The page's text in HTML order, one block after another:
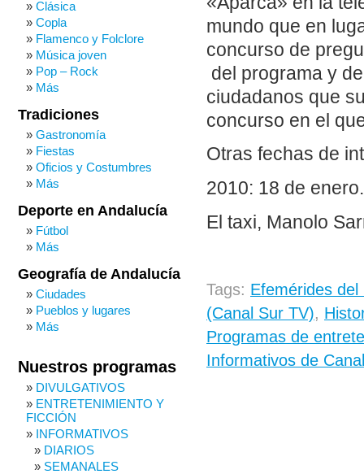
mundo que en
concurso de
del programa y
ciudadanos que
concurso en el
Otras fechas de
2010: 18 de
El taxi, Manolo
Tags: Efemérides
(Canal Sur TV),
Programas de
Informativos de
Clásica
Copla
Flamenco y Folclore
Música joven
Pop – Rock
Más
Tradiciones
Gastronomía
Fiestas
Oficios y Costumbres
Más
Deporte en Andalucía
Fútbol
Más
Geografía de Andalucía
Ciudades
Pueblos y lugares
Más
Nuestros programas
DIVULGATIVOS
ENTRETENIMIENTO Y
FICCIÓN
INFORMATIVOS
DIARIOS
SEMANALES